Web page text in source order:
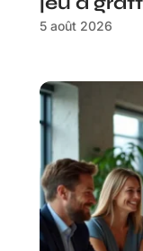
5 août 2026